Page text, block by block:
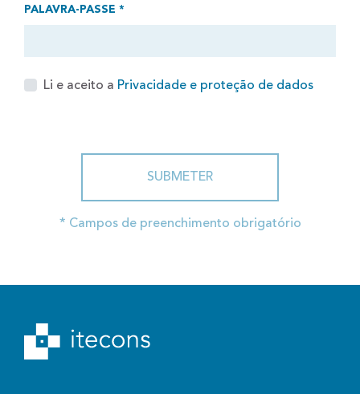
PALAVRA-PASSE *
Li e aceito a Privacidade e proteção de dados
SUBMETER
* Campos de preenchimento obrigatório